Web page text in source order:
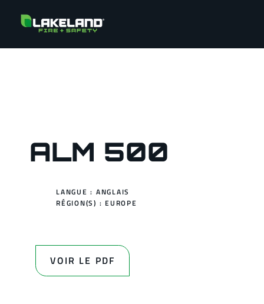
ALM 500
LANGUE : ANGLAIS
RÉGION(S) : EUROPE
VOIR LE PDF